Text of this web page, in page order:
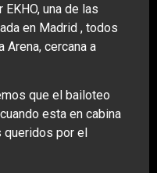
una de las
en Madrid , todos
Arena, cercana a
que el bailoteo
esta en cabina
queridos por el